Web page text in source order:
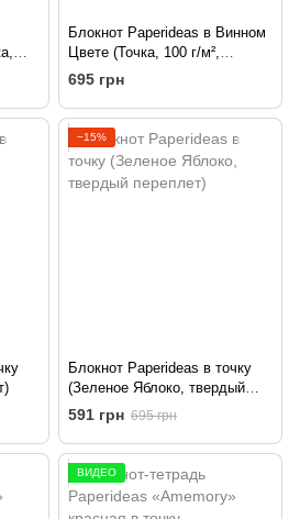
Блокнот Paperideas в Винном
Цвете (Точка, 100 г/м²,
Твердый Переплет).
695 грн
−15%
Блокнот Paperideas в точку
(Зеленое Яблоко, твердый
переплет)
591 грн 695 грн
ВИДЕО